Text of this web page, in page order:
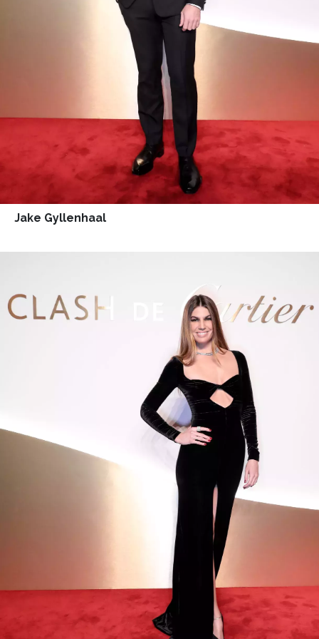
Přihlášením k newsletteru souhlasíte sObchodními
podmínkami společnosti BurdaMedia Extra s.r.o.
Jake Gyllenhaal